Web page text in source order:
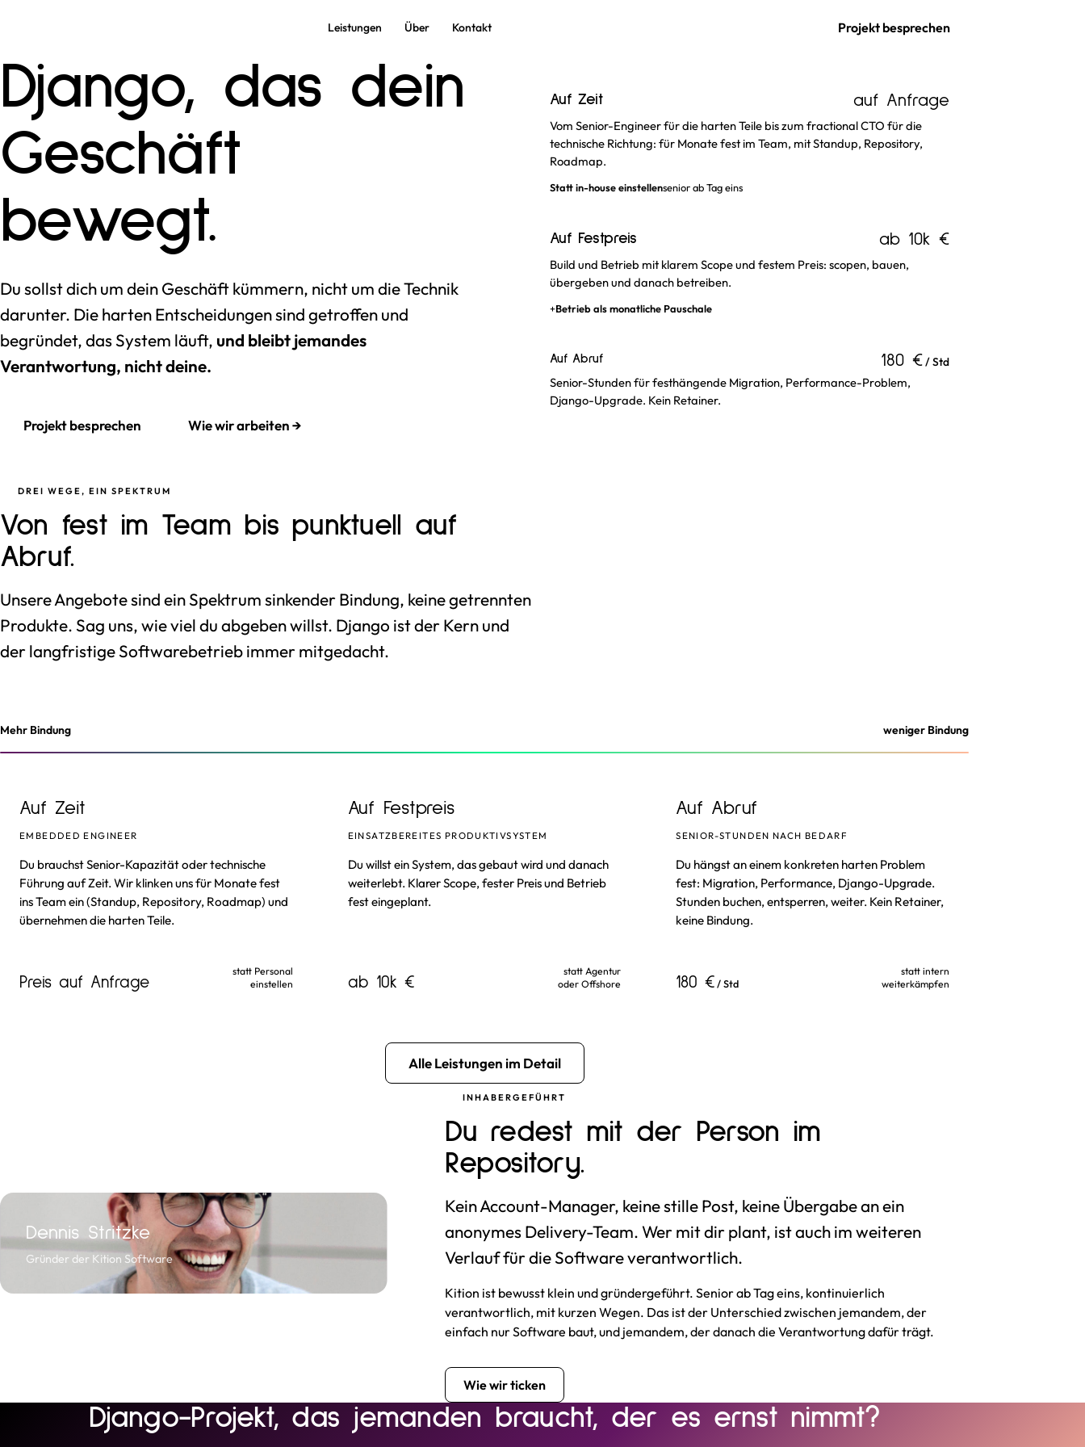
Leistungen Über Kontakt Projekt besprechen
Django, das dein
Geschäft
bewegt.
Du sollst dich um dein Geschäft kümmern, nicht um die Technik
darunter. Die harten Entscheidungen sind getroffen und
begründet, das System läuft, und bleibt jemandes
Verantwortung, nicht deine.
Projekt besprechen Wie wir arbeiten →
Auf Zeit auf Anfrage
Vom Senior-Engineer für die harten Teile bis zum fractional CTO für die
technische Richtung: für Monate fest im Team, mit Standup, Repository,
Roadmap.
Statt in-house einstellensenior ab Tag eins
Auf Festpreis ab 10k €
Build und Betrieb mit klarem Scope und festem Preis: scopen, bauen,
übergeben und danach betreiben.
+Betrieb als monatliche Pauschale
Auf Abruf 180 €/ Std
Senior-Stunden für festhängende Migration, Performance-Problem,
Django-Upgrade. Kein Retainer.
DREI WEGE, EIN SPEKTRUM
Von fest im Team bis punktuell auf
Abruf.
Unsere Angebote sind ein Spektrum sinkender Bindung, keine getrennten
Produkte. Sag uns, wie viel du abgeben willst. Django ist der Kern und
der langfristige Softwarebetrieb immer mitgedacht.
Mehr Bindung weniger Bindung
Auf Zeit
EMBEDDED ENGINEER
Du brauchst Senior-Kapazität oder technische
Führung auf Zeit. Wir klinken uns für Monate fest
ins Team ein (Standup, Repository, Roadmap) und
übernehmen die harten Teile.
Preis auf Anfrage
statt Personal
einstellen
Auf Festpreis
EINSATZBEREITES PRODUKTIVSYSTEM
Du willst ein System, das gebaut wird und danach
weiterlebt. Klarer Scope, fester Preis und Betrieb
fest eingeplant.
ab 10k €
statt Agentur
oder Offshore
Auf Abruf
SENIOR-STUNDEN NACH BEDARF
Du hängst an einem konkreten harten Problem
fest: Migration, Performance, Django-Upgrade.
Stunden buchen, entsperren, weiter. Kein Retainer,
keine Bindung.
180 €/ Std
statt intern
weiterkämpfen
Alle Leistungen im Detail
Dennis Stritzke
Gründer der Kition Software
INHABERGEFÜHRT
Du redest mit der Person im
Repository.
Kein Account-Manager, keine stille Post, keine Übergabe an ein
anonymes Delivery-Team. Wer mit dir plant, ist auch im weiteren
Verlauf für die Software verantwortlich.
Kition ist bewusst klein und gründergeführt. Senior ab Tag eins, kontinuierlich
verantwortlich, mit kurzen Wegen. Das ist der Unterschied zwischen jemandem, der
einfach nur Software baut, und jemandem, der danach die Verantwortung dafür trägt.
Wie wir ticken
Django-Projekt, das jemanden braucht, der es ernst nimmt?